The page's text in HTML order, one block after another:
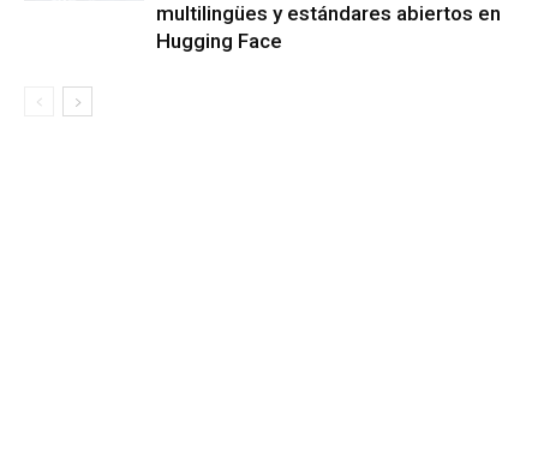
multilingües y estándares abiertos en
Hugging Face